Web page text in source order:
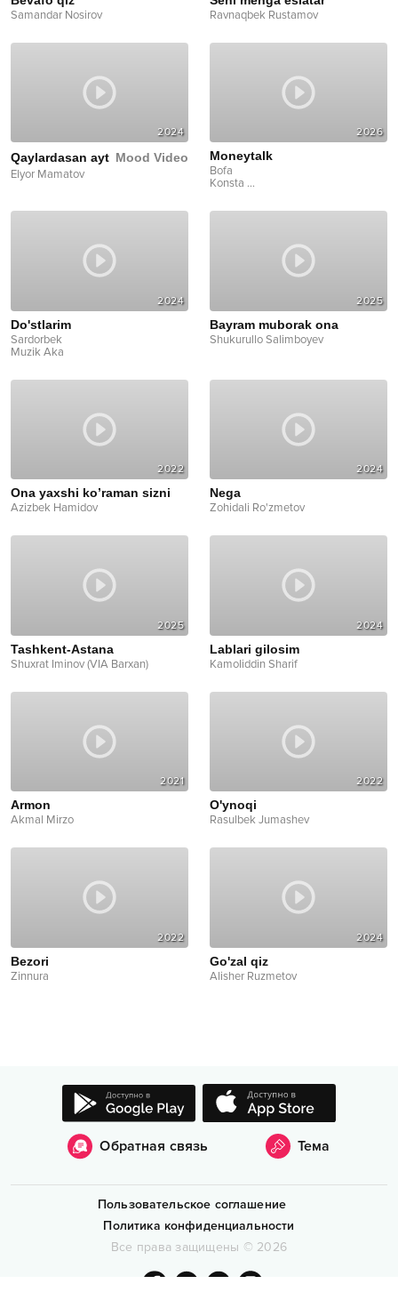
Samandar Nosirov
Ravnaqbek Rustamov
2024
Qaylardasan ayt Mood Video
Elyor Mamatov
2026
Moneytalk
Bofa
Konsta ...
2024
Do'stlarim
Sardorbek
Muzik Aka
2025
Bayram muborak ona
Shukurullo Salimboyev
2022
Ona yaxshi ko’raman sizni
Azizbek Hamidov
2024
Nega
Zohidali Ro'zmetov
2025
Tashkent-Astana
Shuxrat Iminov (VIA Barxan)
2024
Lablari gilosim
Kamoliddin Sharif
2021
Armon
Akmal Mirzo
2022
O'ynoqi
Rasulbek Jumashev
2022
Bezori
Zinnura
2024
Go'zal qiz
Alisher Ruzmetov
Обратная связь Тема
Пользовательское соглашение
Политика конфиденциальности
Все права защищены © 2026